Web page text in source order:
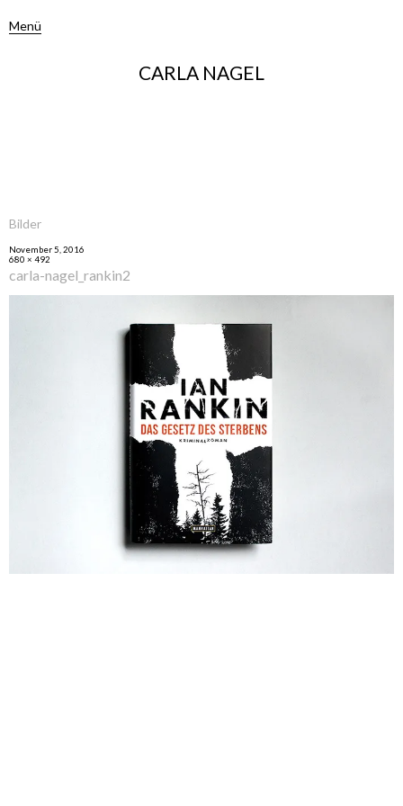
Menü
CARLA NAGEL
Bilder
November 5, 2016
680 × 492
carla-nagel_rankin2